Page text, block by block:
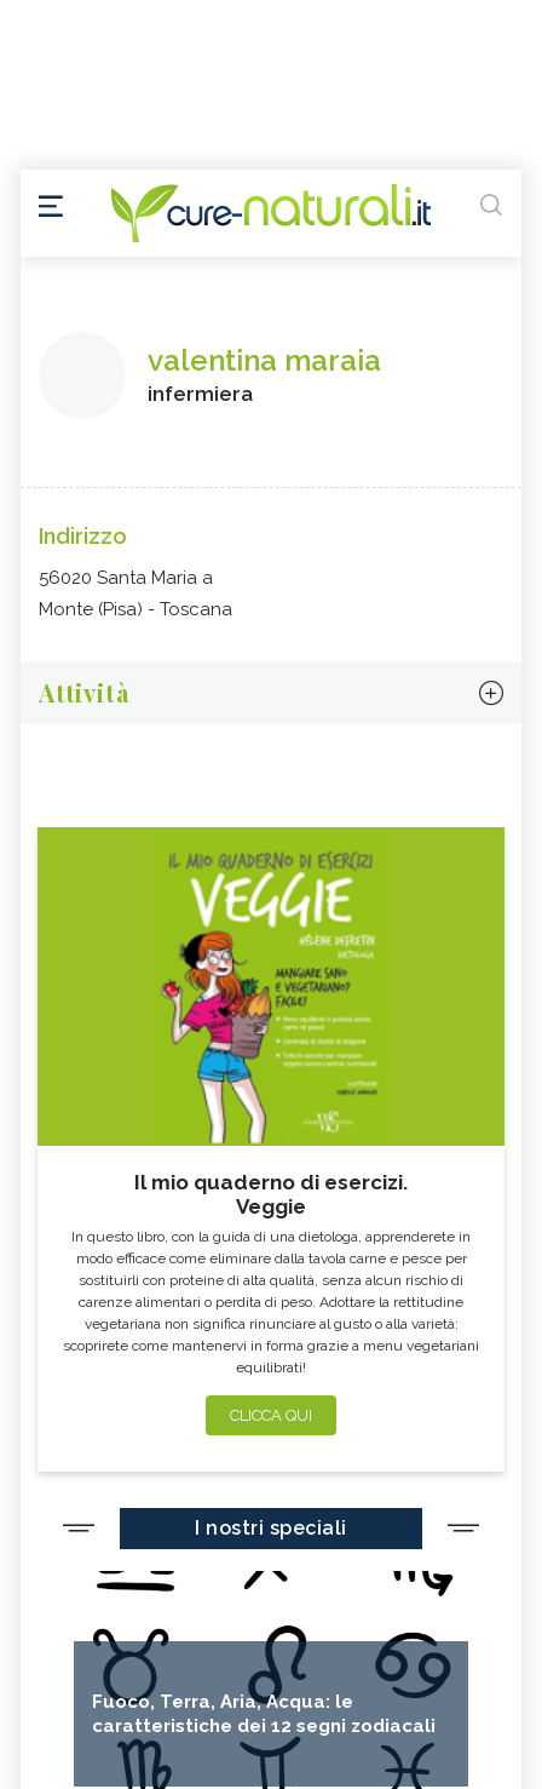
valentina maraia
infermiera
Indirizzo
56020 Santa Maria a
Monte (Pisa) - Toscana
Attività
Il mio quaderno di esercizi.
Veggie
In questo libro, con la guida di una dietologa, apprenderete in
modo efficace come eliminare dalla tavola carne e pesce per
sostituirli con proteine di alta qualità, senza alcun rischio di
carenze alimentari o perdita di peso. Adottare la rettitudine
vegetariana non significa rinunciare al gusto o alla varietà:
scoprirete come mantenervi in forma grazie a menu vegetariani
equilibrati!
CLICCA QUI
I nostri speciali
Fuoco, Terra, Aria, Acqua: le
caratteristiche dei 12 segni zodiacali